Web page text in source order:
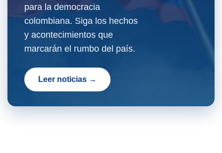
para la democracia
colombiana. Siga los hechos
y acontecimientos que
marcarán el rumbo del país.
Leer noticias →